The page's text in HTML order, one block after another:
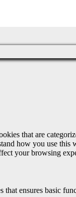
that are
how you use
your browsing
ensures basic